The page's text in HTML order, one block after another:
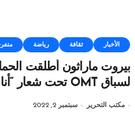
الأخبار ثقافة رياضة
بيروت ماراثون أطلقت
لسباق OMT تحت شعار “أنا بيروت”
مكتب التحرير سبتمبر 2, 2022